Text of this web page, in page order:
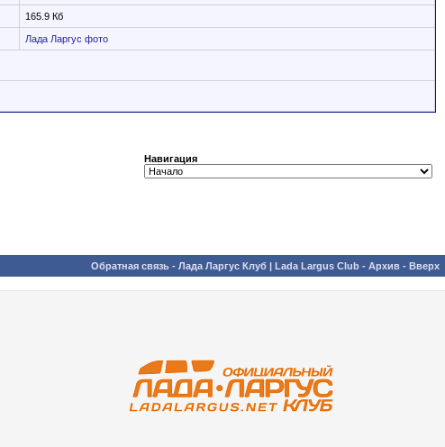
165.9 Кб
Лада Ларгус фото
Навигация
Обратная связь - Лада Ларгус Клуб | Lada Largus Club - Архив - Вверх